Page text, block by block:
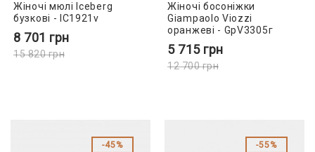
Жіночі мюлі Iceberg
бузкові - IC1921v
8 701 грн
15 820грн
Жіночі босоніжки
Giampaolo Viozzi
оранжеві - GpV3305г
5 715 грн
12 700грн
45% 55%